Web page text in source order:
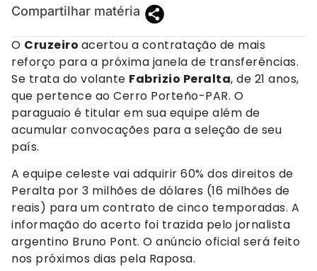
Compartilhar matéria
O Cruzeiro acertou a contratação de mais
reforço para a próxima janela de transferências.
Se trata do volante Fabrizio Peralta, de 21 anos,
que pertence ao Cerro Porteño-PAR. O
paraguaio é titular em sua equipe além de
acumular convocações para a seleção de seu
país.
A equipe celeste vai adquirir 60% dos direitos de
Peralta por 3 milhões de dólares (16 milhões de
reais) para um contrato de cinco temporadas. A
informação do acerto foi trazida pelo jornalista
argentino Bruno Pont. O anúncio oficial será feito
nos próximos dias pela Raposa.